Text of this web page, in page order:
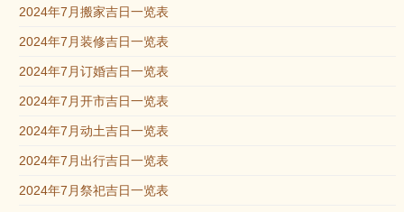
2024年7月搬家吉日一览表
2024年7月装修吉日一览表
2024年7月订婚吉日一览表
2024年7月开市吉日一览表
2024年7月动土吉日一览表
2024年7月出行吉日一览表
2024年7月祭祀吉日一览表